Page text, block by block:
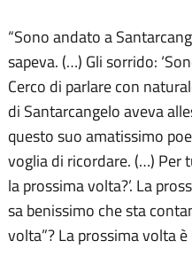
“Sono andato a
sapeva. (…) Gli sorrido:
Cerco di parlare con
di Santarcangelo aveva
questo suo amatissimo
voglia di ricordare. (…) Per
la prossima volta?’. La
sa benissimo che sta
volta”? La prossima volta